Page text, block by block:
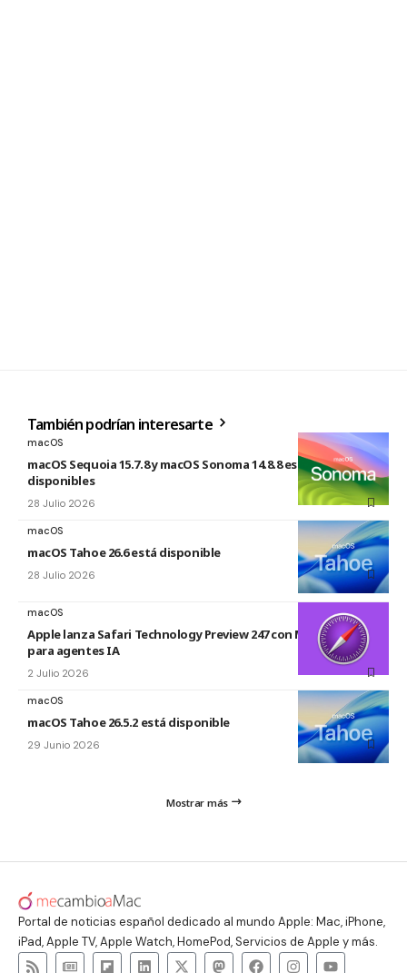
También podrían interesarte
macOS
macOS Sequoia 15.7.8 y macOS Sonoma 14.8.8 están
disponibles
28 Julio 2026
macOS
macOS Tahoe 26.6 está disponible
28 Julio 2026
macOS
Apple lanza Safari Technology Preview 247 con MCP Server
para agentes IA
2 Julio 2026
macOS
macOS Tahoe 26.5.2 está disponible
29 Junio 2026
Mostrar más
Portal de noticias español dedicado al mundo Apple: Mac, iPhone,
iPad, Apple TV, Apple Watch, HomePod, Servicios de Apple y más.